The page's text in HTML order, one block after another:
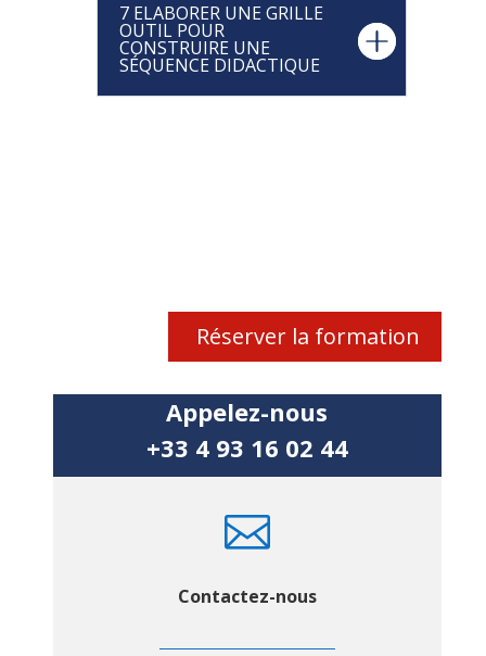
7 ELABORER UNE GRILLE
OUTIL POUR
CONSTRUIRE UNE
SÉQUENCE DIDACTIQUE
Réserver la formation
Appelez-nous
+33 4 93 16 02 44

Contactez-nous